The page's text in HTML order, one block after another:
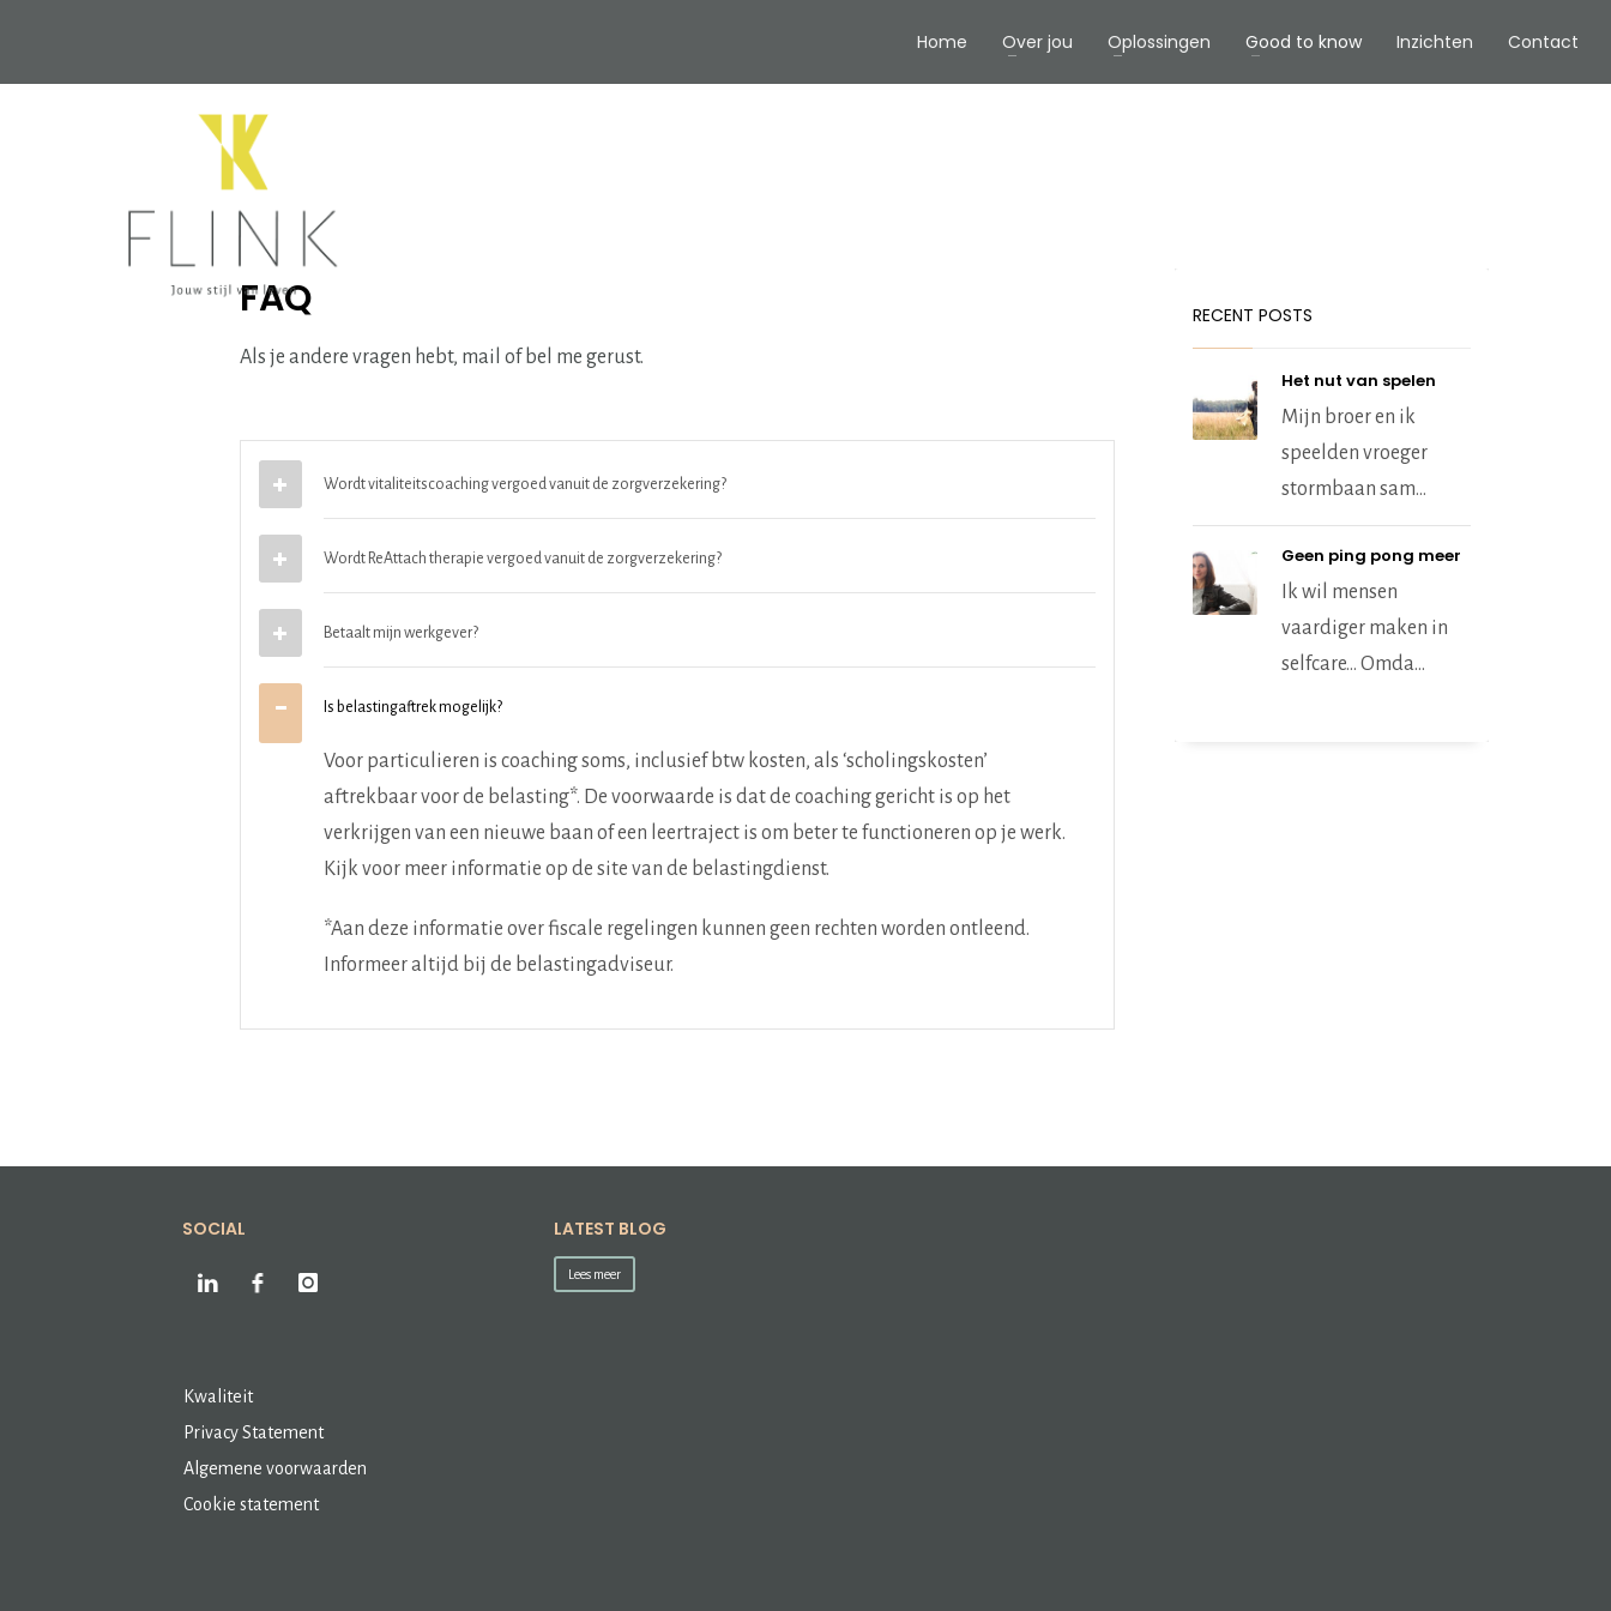
Home Over jou Oplossingen Good to know Inzichten Contact
FAQ
Als je andere vragen hebt, mail of bel me gerust.
Wordt vitaliteitscoaching vergoed vanuit de zorgverzekering?
Wordt ReAttach therapie vergoed vanuit de zorgverzekering?
Betaalt mijn werkgever?
Is belastingaftrek mogelijk?
Voor particulieren is coaching soms, inclusief btw kosten, als ‘scholingskosten’
aftrekbaar voor de belasting*. De voorwaarde is dat de coaching gericht is op het
verkrijgen van een nieuwe baan of een leertraject is om beter te functioneren op je werk.
Kijk voor meer informatie op de site van de belastingdienst.
*Aan deze informatie over fiscale regelingen kunnen geen rechten worden ontleend.
Informeer altijd bij de belastingadviseur.
RECENT POSTS
Het nut van spelen
Mijn broer en ik
speelden vroeger
stormbaan sam...
Geen ping pong meer
Ik wil mensen
vaardiger maken in
selfcare… Omda...
SOCIAL
Kwaliteit
Privacy Statement
Algemene voorwaarden
Cookie statement
LATEST BLOG
Lees meer